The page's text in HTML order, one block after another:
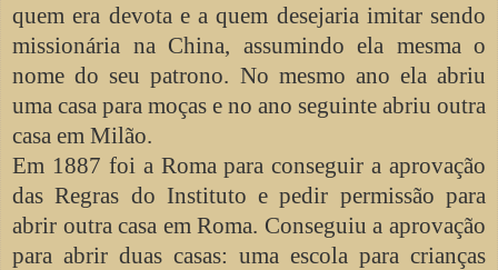
quem era devota e a quem desejaria imitar sendo
missionária na China, assumindo ela mesma o
nome do seu patrono. No mesmo ano ela abriu
uma casa para moças e no ano seguinte abriu outra
casa em Milão.
Em 1887 foi a Roma para conseguir a aprovação
das Regras do Instituto e pedir permissão para
abrir outra casa em Roma. Conseguiu a aprovação
para abrir duas casas: uma escola para crianças